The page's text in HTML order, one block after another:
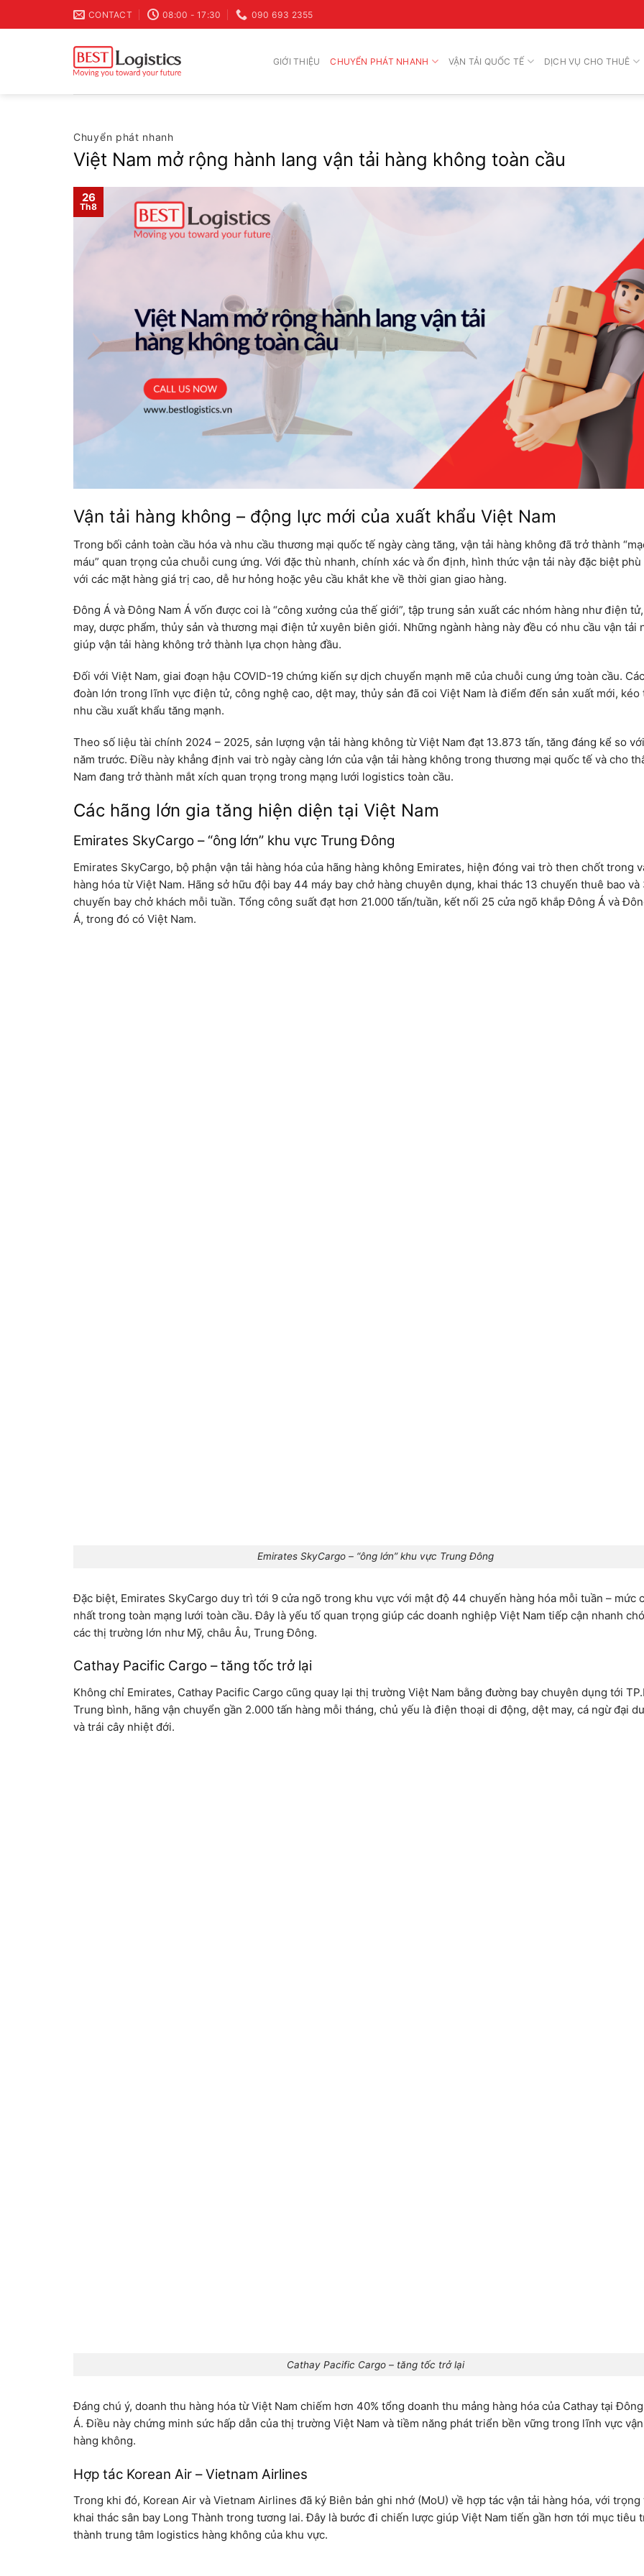
CONTACT 08:00 - 17:30 090 693 2355
GIỚI THIỆU CHUYỂN PHÁT NHANH VẬN TẢI QUỐC TẾ DỊCH VỤ CHO THUÊ
Chuyển phát nhanh
Việt Nam mở rộng hành lang vận tải hàng không toàn cầu
26
Th8
Vận tải hàng không – động lực mới của xuất khẩu Việt Nam
Trong bối cảnh toàn cầu hóa và nhu cầu thương mại quốc tế ngày càng tăng, vận tải hàng không đã trở thành
máu” quan trọng của chuỗi cung ứng. Với đặc thù nhanh, chính xác và ổn định, hình thức vận tải này đặc biệt phù
với các mặt hàng giá trị cao, dễ hư hỏng hoặc yêu cầu khắt khe về thời gian giao hàng.
Đông Á và Đông Nam Á vốn được coi là “công xưởng của thế giới”, tập trung sản xuất các nhóm hàng như điện
may, dược phẩm, thủy sản và thương mại điện tử xuyên biên giới. Những ngành hàng này đều có nhu cầu vận tải
giúp vận tải hàng không trở thành lựa chọn hàng đầu.
Đối với Việt Nam, giai đoạn hậu COVID-19 chứng kiến sự dịch chuyển mạnh mẽ của chuỗi cung ứng toàn cầu.
đoàn lớn trong lĩnh vực điện tử, công nghệ cao, dệt may, thủy sản đã coi Việt Nam là điểm đến sản xuất mới, kéo
nhu cầu xuất khẩu tăng mạnh.
Theo số liệu tài chính 2024 – 2025, sản lượng vận tải hàng không từ Việt Nam đạt 13.873 tấn, tăng đáng kể so
năm trước. Điều này khẳng định vai trò ngày càng lớn của vận tải hàng không trong thương mại quốc tế và cho
Nam đang trở thành mắt xích quan trọng trong mạng lưới logistics toàn cầu.
Các hãng lớn gia tăng hiện diện tại Việt Nam
Emirates SkyCargo – “ông lớn” khu vực Trung Đông
Emirates SkyCargo, bộ phận vận tải hàng hóa của hãng hàng không Emirates, hiện đóng vai trò then chốt trong
hàng hóa từ Việt Nam. Hãng sở hữu đội bay 44 máy bay chở hàng chuyên dụng, khai thác 13 chuyến thuê bao và
chuyến bay chở khách mỗi tuần. Tổng công suất đạt hơn 21.000 tấn/tuần, kết nối 25 cửa ngõ khắp Đông Á và
Á, trong đó có Việt Nam.
Emirates SkyCargo – “ông lớn” khu vực Trung Đông
Đặc biệt, Emirates SkyCargo duy trì tới 9 cửa ngõ trong khu vực với mật độ 44 chuyến hàng hóa mỗi tuần – mức
nhất trong toàn mạng lưới toàn cầu. Đây là yếu tố quan trọng giúp các doanh nghiệp Việt Nam tiếp cận nhanh
các thị trường lớn như Mỹ, châu Âu, Trung Đông.
Cathay Pacific Cargo – tăng tốc trở lại
Không chỉ Emirates, Cathay Pacific Cargo cũng quay lại thị trường Việt Nam bằng đường bay chuyên dụng tới
Trung bình, hãng vận chuyển gần 2.000 tấn hàng mỗi tháng, chủ yếu là điện thoại di động, dệt may, cá ngừ đại
và trái cây nhiệt đới.
Cathay Pacific Cargo – tăng tốc trở lại
Đáng chú ý, doanh thu hàng hóa từ Việt Nam chiếm hơn 40% tổng doanh thu mảng hàng hóa của Cathay tại
Á. Điều này chứng minh sức hấp dẫn của thị trường Việt Nam và tiềm năng phát triển bền vững trong lĩnh vực
hàng không.
Hợp tác Korean Air – Vietnam Airlines
Trong khi đó, Korean Air và Vietnam Airlines đã ký Biên bản ghi nhớ (MoU) về hợp tác vận tải hàng hóa, với trọng
khai thác sân bay Long Thành trong tương lai. Đây là bước đi chiến lược giúp Việt Nam tiến gần hơn tới mục tiêu
thành trung tâm logistics hàng không của khu vực.